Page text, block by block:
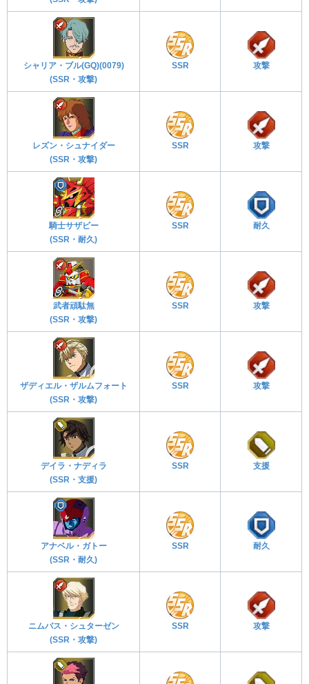
シャリア・ブル(GQ)(0079)
(SSR・攻撃)
SSR 攻撃
レズン・シュナイダー
(SSR・攻撃)
SSR 攻撃
騎士サザビー
(SSR・耐久)
SSR 耐久
武者頑駄無
(SSR・攻撃)
SSR 攻撃
ザディエル・ザルムフォート
(SSR・攻撃)
SSR 攻撃
デイラ・ナディラ
(SSR・支援)
SSR 支援
アナベル・ガトー
(SSR・耐久)
SSR 耐久
ニムバス・シュターゼン
(SSR・攻撃)
SSR 攻撃